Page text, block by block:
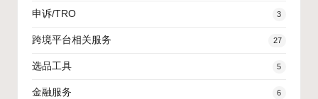
申诉/TRO 3
跨境平台相关服务 27
选品工具 5
金融服务 6